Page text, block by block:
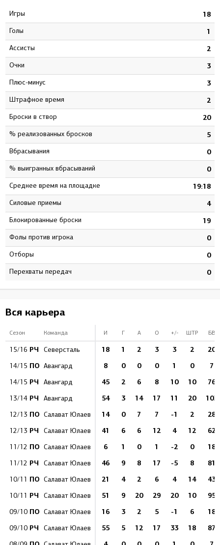
Игры 18
Голы 1
Ассисты 2
Очки 3
Плюс-минус 3
штрафное время 2
Броски в створ 20
% реализованных бросков 5
Вбрасывания 0
% выигранных вбрасываний 0
Среднее время на площадке 19:18
Силовые приемы 4
Блокированные броски 19
Фолы против игрока 0
Отборы 0
Перехваты передач 0
Вся карьера
Сезон Команда И Г А О +/- ШТР БВ
15/16 РЧ Северсталь 18 1 2 3 3 2 20
14/15 ПО Авангард 8 0 0 0 1 0 7
14/15 РЧ Авангард 45 2 6 8 10 10 76
13/14 РЧ Авангард 54 3 14 17 11 20 103
12/13 ПО Салават Юлаев 14 0 7 7 -1 2 28
12/13 РЧ Салават Юлаев 41 6 6 12 4 12 62
11/12 ПО Салават Юлаев 6 1 0 1 -2 0 18
11/12 РЧ Салават Юлаев 46 9 8 17 -5 8 81
10/11 ПО Салават Юлаев 21 4 2 6 4 14 43
10/11 РЧ Салават Юлаев 51 9 20 29 20 10 95
09/10 ПО Салават Юлаев 16 3 2 5 -1 6 18
09/10 РЧ Салават Юлаев 55 5 12 17 33 18 87